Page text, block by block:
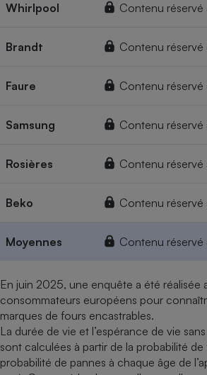
Whirlpool Contenu réservé
Brandt Contenu réservé
Faure Contenu réservé
Samsung Contenu réservé
Rosières Contenu réservé
Beko Contenu réservé
Moyennes Contenu réservé
En juin 2025, une enquête a été réalisée
consommateurs européens pour
marques de fours encastrables.
La durée de vie et l’espérance de vie
sont calculées à partir de la probabilité
probabilité de pannes à chaque âge de